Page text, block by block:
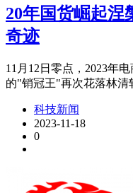
20年国货崛起涅
奇迹
11月12日零点，2023年
的"销冠王"再次花落林清
科技新闻
2023-11-18
0